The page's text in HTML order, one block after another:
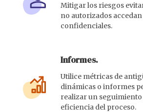
Mitigar los riesgos
no autorizados
confidenciales.
Informes.
Utilice métricas de
dinámicas o informes
realizar un
eficiencia del proceso.